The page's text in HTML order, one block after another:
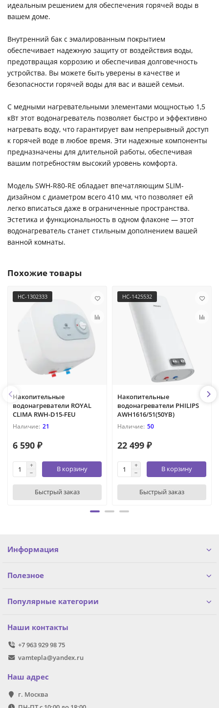
идеальным решением для обеспечения горячей воды в
вашем доме.
Внутренний бак с эмалированным покрытием
обеспечивает надежную защиту от воздействия воды,
предотвращая коррозию и обеспечивая долговечность
устройства. Вы можете быть уверены в качестве и
безопасности горячей воды для вас и вашей семьи.
С медными нагревательными элементами мощностью 1,5
кВт этот водонагреватель позволяет быстро и эффективно
нагревать воду, что гарантирует вам непрерывный доступ
к горячей воде в любое время. Эти надежные компоненты
предназначены для длительной работы, обеспечивая
вашим потребностям высокий уровень комфорта.
Модель SWH-R80-RE обладает впечатляющим SLIM-
дизайном с диаметром всего 410 мм, что позволяет ей
легко вписаться даже в ограниченные пространства.
Эстетика и функциональность в одном флаконе — этот
водонагреватель станет стильным дополнением вашей
ванной комнаты.
Похожие товары
НС-1302333
Накопительные
водонагреватели ROYAL
CLIMA RWH-D15-FEU
21
6 590 ₽
В корзину
Быстрый заказ
НС-1425532
Накопительные
водонагреватели PHILIPS
AWH1616/51(50YB)
50
22 499 ₽
В корзину
Быстрый заказ
Информация
Полезное
Популярные категории
Наши контакты
+7 963 929 98 75
vamtepla@yandex.ru
Наш адрес
г. Москва